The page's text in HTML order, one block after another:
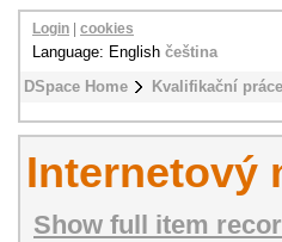
DSpace Home Kvalifikační
Login cookies
Language: English čeština
Internetový
Show full item